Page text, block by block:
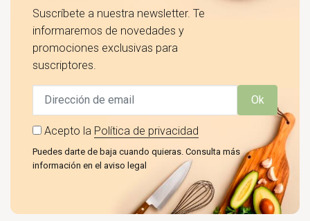
Suscríbete a nuestra newsletter. Te
informaremos de novedades y
promociones exclusivas para
suscriptores.
Ok
Acepto la Política de privacidad
Puedes darte de baja cuando quieras. Consulta más
información en el aviso legal